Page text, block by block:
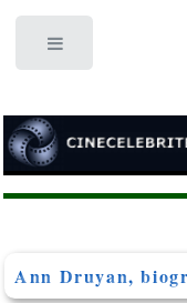
Ann Druyan,